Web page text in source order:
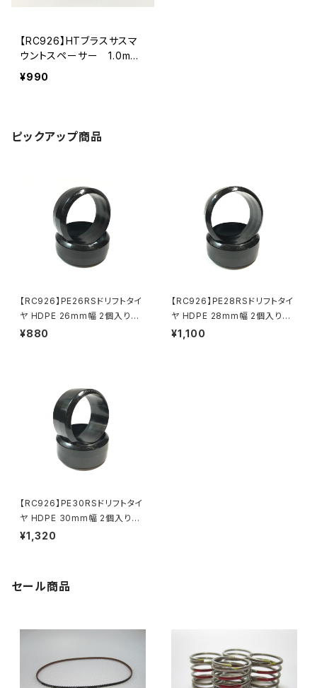
【RC926】HTブラスサスマ
ウントスペーサー 1.0mm
厚 2個入り RDX/YD-2/G
¥990
ピックアップ商品
【RC926】PE26RSドリフトタイ
ヤ HDPE 26mm幅 2個入り
KN-DT11PE26
¥880
【RC926】PE28RSドリフトタイ
ヤ HDPE 28mm幅 2個入り
KN-DT11PE28
¥1,100
【RC926】PE30RSドリフトタイ
ヤ HDPE 30mm幅 2個入り
KN-DT11PE30
¥1,320
セール商品